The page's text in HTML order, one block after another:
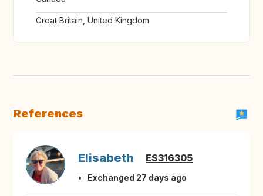
Great Britain, United Kingdom
References
Elisabeth ES316305
Exchanged 27 days ago